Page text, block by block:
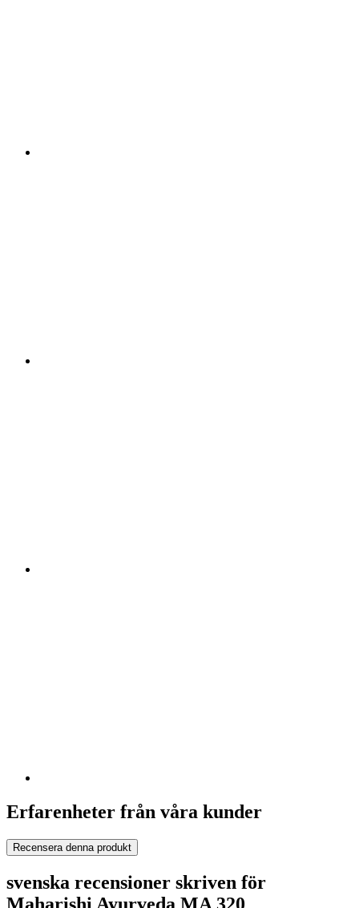
Erfarenheter från våra kunder
Recensera denna produkt
svenska recensioner skriven för